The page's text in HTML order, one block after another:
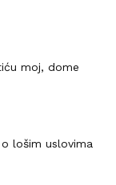
moj, dome
lošim uslovima